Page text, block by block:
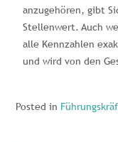
anzugehören, gibt
Stellenwert. Auch
alle Kennzahlen
und wird von den
Posted in